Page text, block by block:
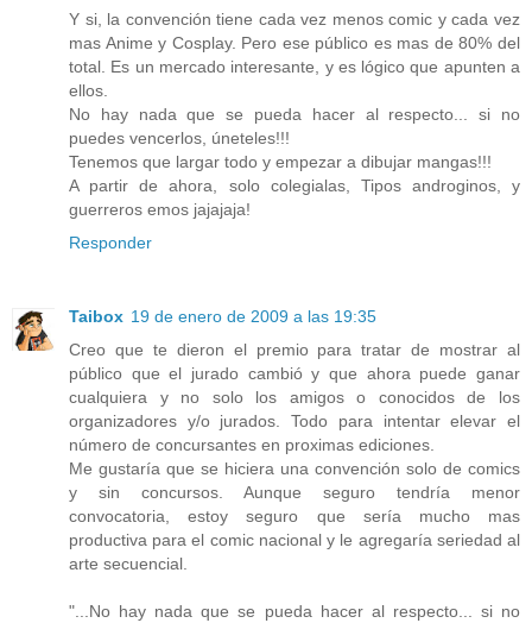
Y si, la convención tiene cada vez menos comic y cada vez
mas Anime y Cosplay. Pero ese público es mas de 80% del
total. Es un mercado interesante, y es lógico que apunten a
ellos.
No hay nada que se pueda hacer al respecto... si no
puedes vencerlos, úneteles!!!
Tenemos que largar todo y empezar a dibujar mangas!!!
A partir de ahora, solo colegialas, Tipos androginos, y
guerreros emos jajajaja!
Responder
Taibox 19 de enero de 2009 a las 19:35
Creo que te dieron el premio para tratar de mostrar al
público que el jurado cambió y que ahora puede ganar
cualquiera y no solo los amigos o conocidos de los
organizadores y/o jurados. Todo para intentar elevar el
número de concursantes en proximas ediciones.
Me gustaría que se hiciera una convención solo de comics
y sin concursos. Aunque seguro tendría menor
convocatoria, estoy seguro que sería mucho mas
productiva para el comic nacional y le agregaría seriedad al
arte secuencial.
"...No hay nada que se pueda hacer al respecto... si no